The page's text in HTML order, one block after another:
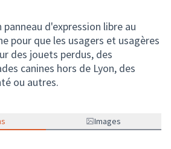
d'expression libre au
pour que les usagers et usagères
des jouets perdus, des
canines hors de Lyon, des
ou autres.
Images